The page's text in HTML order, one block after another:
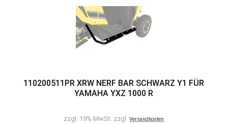
110200511PR XRW NERF BAR SCHWARZ Y1 FÜR
YAMAHA YXZ 1000 R
zzgl. 19% MwSt. zzgl.Versandkosten